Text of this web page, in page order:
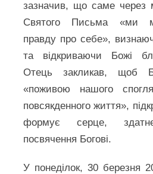
зазначив, що саме через
Святого Письма «ми
правду про себе»,
та відкриваючи Божі
Отець закликав, щоб
«поживою нашого
повсякденного життя»,
формує серце,
посвячення Богові.
У понеділок, 30 березня